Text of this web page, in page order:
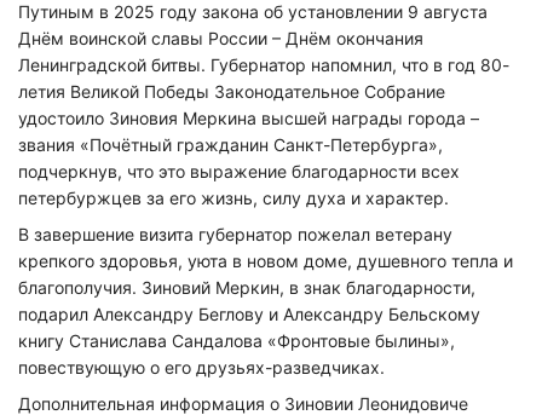
Путиным в 2025 году закона об установлении 9 августа
Днём воинской славы России – Днём окончания
Ленинградской битвы. Губернатор напомнил, что в год 80-
летия Великой Победы Законодательное Собрание
удостоило Зиновия Меркина высшей награды города –
звания «Почётный гражданин Санкт-Петербурга»,
подчеркнув, что это выражение благодарности всех
петербуржцев за его жизнь, силу духа и характер.
В завершение визита губернатор пожелал ветерану
крепкого здоровья, уюта в новом доме, душевного тепла и
благополучия. Зиновий Меркин, в знак благодарности,
подарил Александру Беглову и Александру Бельскому
книгу Станислава Сандалова «Фронтовые былины»,
повествующую о его друзьях-разведчиках.
Дополнительная информация о Зиновии Леонидовиче